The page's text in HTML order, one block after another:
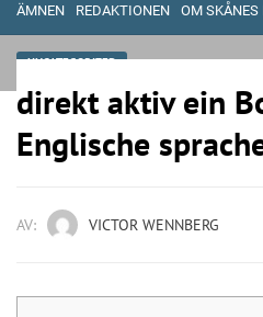
ÄMNEN REDAKTIONEN OM
UNCATEGORIZED
direkt aktiv ein
Englische
AV: VICTOR WENNBERG